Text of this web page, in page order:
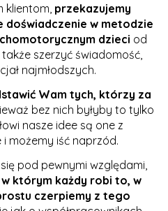
przekazujemy
doświadczenie w metodzie
dzieci od
szerzyć świadomość,
najmłodszych.
Wam tych, którzy za
bez nich byłyby to tylko
nasze idee są one z
możemy iść naprzód.
pod pewnymi względami,
którym każdy robi to, w
czerpiemy z tego